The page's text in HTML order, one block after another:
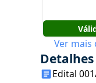
Ver
Detalhes
Edital